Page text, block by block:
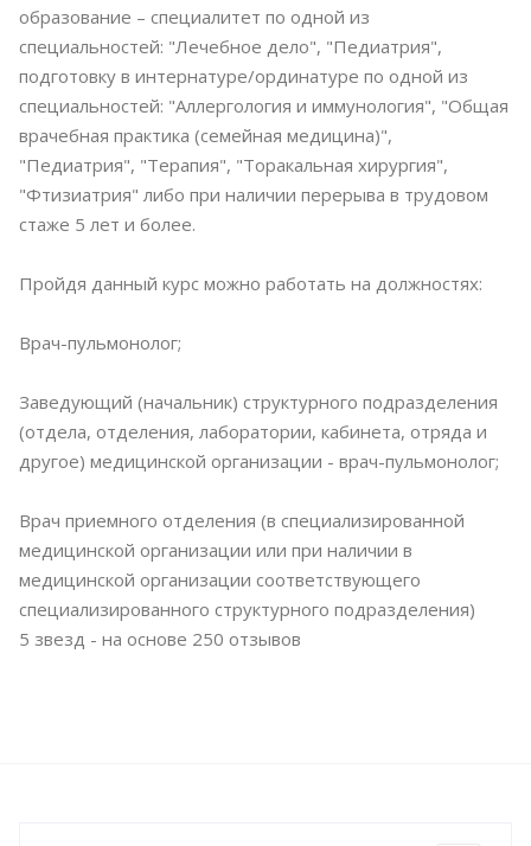
образование – специалитет по одной из
специальностей: "Лечебное дело", "Педиатрия",
подготовку в интернатуре/ординатуре по одной из
специальностей: "Аллергология и иммунология", "Общая
врачебная практика (семейная медицина)",
"Педиатрия", "Терапия", "Торакальная хирургия",
"Фтизиатрия" либо при наличии перерыва в трудовом
стаже 5 лет и более.
Пройдя данный курс можно работать на должностях:
Врач-пульмонолог;
Заведующий (начальник) структурного подразделения
(отдела, отделения, лаборатории, кабинета, отряда и
другое) медицинской организации - врач-пульмонолог;
Врач приемного отделения (в специализированной
медицинской организации или при наличии в
медицинской организации соответствующего
специализированного структурного подразделения)
5 звезд - на основе 250 отзывов